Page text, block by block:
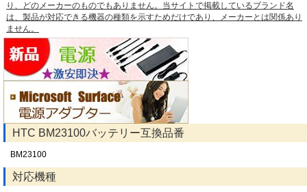
り、どのメーカーのものでもありません。当サイトで掲載しているブランド名
は、製品が対応できる機器の種類を示すためだけであり、メーカーとは関係あり
ません。
HTC BM23100バッテリー互換品番
BM23100
対応機種